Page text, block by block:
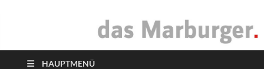
das Marburger.
HAUPTMENÜ